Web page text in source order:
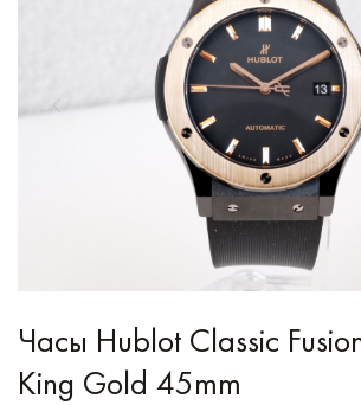
Часы Hublot Classic
King Gold 45mm